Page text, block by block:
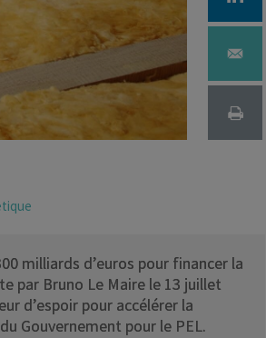
milliards d’euros pour financer la
par Bruno Le Maire le 13 juillet
d’espoir pour accélérer la
Gouvernement pour le PEL.